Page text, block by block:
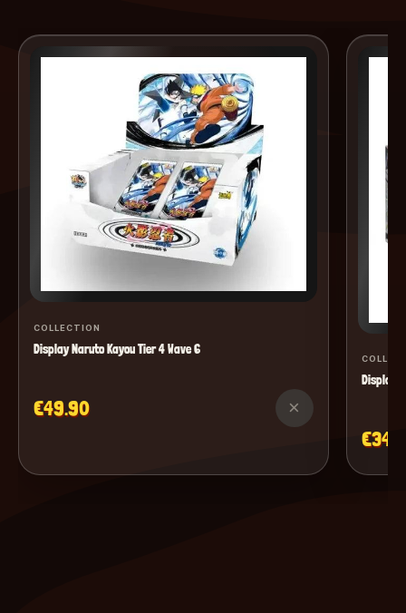
COLLECTION
Display Naruto Kayou Tier 4 Wave 6
€49.90 ×
Display